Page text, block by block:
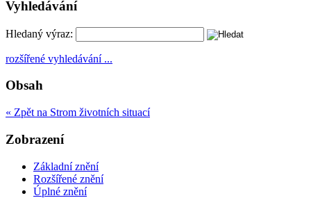
Vyhledávání
Hledaný výraz:
rozšířené vyhledávání ...
Obsah
« Zpět na Strom životních situací
Zobrazení
Základní znění
Rozšířené znění
Úplné znění